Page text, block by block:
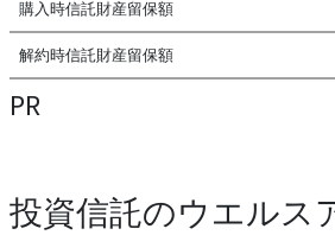
購入時信託財産留保額
解約時信託財産留保額
PR
投資信託のウエルス